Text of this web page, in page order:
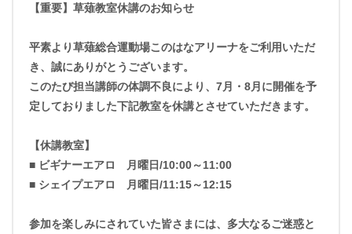
【重要】草薙教室休講のお知らせ
平素より草薙総合運動場このはなアリーナをご利用いただ
き、誠にありがとうございます。
このたび担当講師の体調不良により、7月・8月に開催を予
定しておりました下記教室を休講とさせていただきます。
【休講教室】
■ ビギナーエアロ 月曜日/10:00～11:00
■ シェイプエアロ 月曜日/11:15～12:15
参加を楽しみにされていた皆さまには、多大なるご迷惑と